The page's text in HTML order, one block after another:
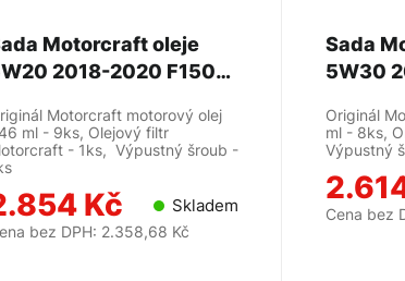
Motorcraft oleje
2018-2020 F150
Motorcraft motorový olej
ml - 9ks, Olejový filtr
- 1ks, Výpustný šroub -
Kč Skladem
bez DPH: 2.358,68 Kč
Sada
5W30
Originál
ml - 8ks,
Výpustný
Cena bez